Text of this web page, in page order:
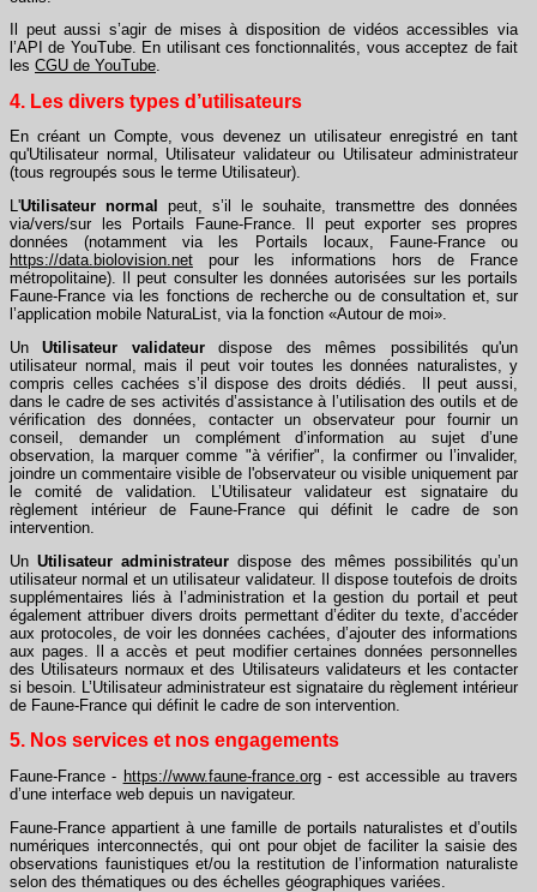
Il peut aussi s’agir de mises à disposition de vidéos accessibles via
l’API de YouTube. En utilisant ces fonctionnalités, vous acceptez de fait
les CGU de YouTube.
4. Les divers types d’utilisateurs
En créant un Compte, vous devenez un utilisateur enregistré en tant
qu'Utilisateur normal, Utilisateur validateur ou Utilisateur administrateur
(tous regroupés sous le terme Utilisateur).
L'Utilisateur normal peut, s’il le souhaite, transmettre des données
via/vers/sur les Portails Faune-France. Il peut exporter ses propres
données (notamment via les Portails locaux, Faune-France ou
https://data.biolovision.net pour les informations hors de France
métropolitaine). Il peut consulter les données autorisées sur les portails
Faune-France via les fonctions de recherche ou de consultation et, sur
l’application mobile NaturaList, via la fonction «Autour de moi».
UnUtilisateur validateurdispose des mêmes possibilités qu'un
utilisateur normal, mais il peut voir toutes les données naturalistes, y
compris celles cachées s’il dispose des droits dédiés. Il peut aussi,
dans le cadre de ses activités d’assistance à l’utilisation des outils et de
vérification des données, contacter un observateur pour fournir un
conseil, demander un complément d’information au sujet d’une
observation, la marquer comme "à vérifier", la confirmer ou l’invalider,
joindre un commentaire visible de l'observateur ou visible uniquement par
le comité de validation. L’Utilisateur validateur est signataire du
règlement intérieur de Faune-France qui définit le cadre de son
intervention.
UnUtilisateur administrateur dispose des mêmes possibilités qu’un
utilisateur normal et un utilisateur validateur. Il dispose toutefois de droits
supplémentaires liés à l’administration et la gestion du portail et peut
également attribuer divers droits permettant d’éditer du texte, d’accéder
aux protocoles, de voir les données cachées, d’ajouter des informations
aux pages. Il a accès et peut modifier certaines données personnelles
des Utilisateurs normaux et des Utilisateurs validateurs et les contacter
si besoin. L’Utilisateur administrateur est signataire du règlement intérieur
de Faune-France qui définit le cadre de son intervention.
5. Nos services et nos engagements
Faune-France - https://www.faune-france.org- est accessible au travers
d’une interface web depuis un navigateur.
Faune-France appartient à une famille de portails naturalistes et d’outils
numériques interconnectés, qui ont pour objet de faciliter la saisie des
observations faunistiques et/ou la restitution de l’information naturaliste
selon des thématiques ou des échelles géographiques variées.